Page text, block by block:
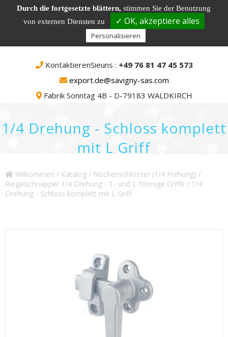
KontaktierenSieuns : +49 76 81 47 45 573
export.de@savigny-sas.com
Fabrik Sonntag 4B - D-79183 WALDKIRCH
1/4 Drehung - Schloss komplett
mit L Griff
Wilkommen / Katalog / Nochenschlosser (1/4 Frehung) /
Riegelschnäpper 1/4 Drehung - T- und L-förmige Griffe / 1/4
Drehung - Schloss komplett mit L Griff
Durch die fortgesetzte blättern, stimmen Sie der Benutzung
von externen Diensten zu
✓ OK, akzeptiere alles
Personalisieren